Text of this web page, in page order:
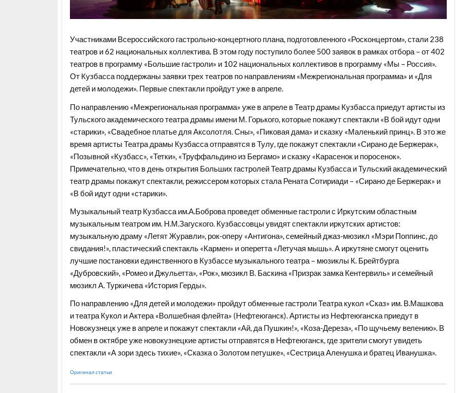
Участниками Всероссийского гастрольно-концертного плана, подготовленного «Росконцертом», стали 238
театров и 62 национальных коллектива. В этом году поступило более 500 заявок в рамках отбора – от 402
театров в программу «Большие гастроли» и 102 национальных коллективов в программу «Мы – Россия».
От Кузбасса поддержаны заявки трех театров по направлениям «Межрегиональная программа» и «Для
детей и молодежи». Первые спектакли пройдут уже в апреле.
По направлению «Межрегиональная программа» уже в апреле в Театр драмы Кузбасса приедут артисты из
Тульского академического театра драмы имени М. Горького, которые покажут спектакли «В бой идут одни
«старики», «Свадебное платье для Аксолотля. Сны», «Пиковая дама» и сказку «Маленький принц». В это же
время артисты Театра драмы Кузбасса отправятся в Тулу, где покажут спектакли «Сирано де Бержерак»,
«Позывной «Кузбасс», «Тетки», «Труффальдино из Бергамо» и сказку «Карасенок и поросенок».
Примечательно, что в день открытия Больших гастролей Театр драмы Кузбасса и Тульский академический
театр драмы покажут спектакли, режиссером которых стала Рената Сотириади – «Сирано де Бержерак» и
«В бой идут одни «старики».
Музыкальный театр Кузбасса им.А.Боброва проведет обменные гастроли с Иркутским областным
музыкальным театром им. Н.М.Загуского. Кузбассовцы увидят спектакли иркутских артистов:
музыкальную драму «Летят Журавли», рок-оперу «Антигона», семейный джаз-мюзикл «Мэри Поппинс, до
свидания!», пластический спектакль «Кармен» и оперетта «Летучая мышь». А иркутяне смогут оценить
лучшие постановки единственного в Кузбассе музыкального театра – мюзиклы К. Брейтбурга
«Дубровский», «Ромео и Джульетта», «Рок», мюзикл В. Баскина «Призрак замка Кентервиль» и семейный
мюзикл А. Туркичева «История Герды».
По направлению «Для детей и молодежи» пройдут обменные гастроли Театра кукол «Сказ» им. В.Машкова
и театра Кукол и Актера «Волшебная флейта» (Нефтеюганск). Артисты из Нефтеюганска приедут в
Новокузнецк уже в апреле и покажут спектакли «Ай, да Пушкин!», «Коза-Дереза», «По щучьему велению». В
обмен в октябре уже новокузнецкие артисты отправятся в Нефтеюганск, где зрители смогут увидеть
спектакли «А зори здесь тихие», «Сказка о Золотом петушке», «Сестрица Аленушка и братец Иванушка».
Оригинал статьи